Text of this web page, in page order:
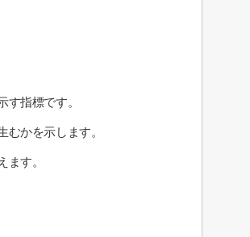
指標です。
かを示します。
す。